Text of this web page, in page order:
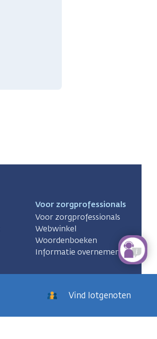
Vind lotgenoten
Voor zorgprofessionals
Voor zorgprofessionals
Webwinkel
Woordenboeken
Informatie overnemen